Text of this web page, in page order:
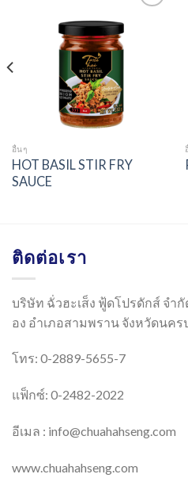
อื่นๆ
HOT BASIL STIR FRY
SAUCE
ติดต่อเรา
บริษัท ฉั่วฮะเส็ง ฟู้ดโปรดักส์ จำ
อง อำเภอสามพราน จังหวัดนคร
โทร: 0-2889-5655-7
แฟ็กซ์: 0-2482-2022
อีเมล : info@chuahahseng.com
www.chuahahseng.com